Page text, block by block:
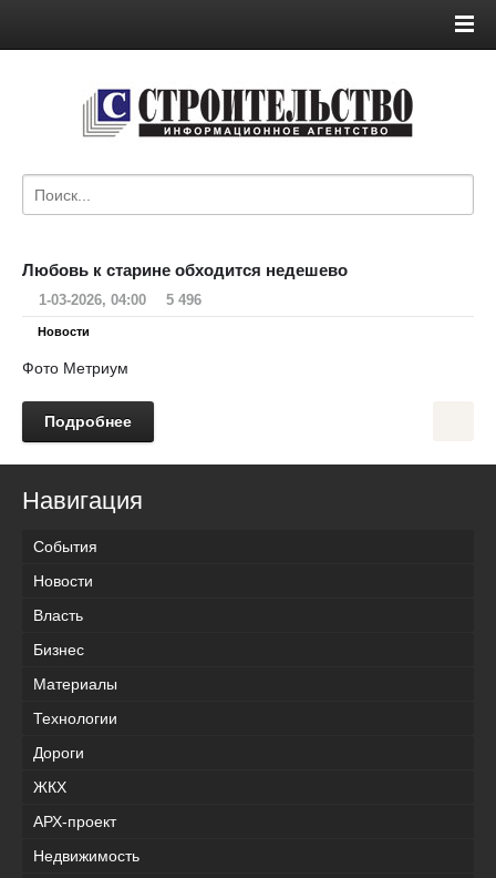
Любовь к старине обходится недешево
1-03-2026, 04:00 5 496
Новости
Фото Метриум
Подробнее
Навигация
События
Новости
Власть
Бизнес
Материалы
Технологии
Дороги
ЖКХ
АРХ-проект
Недвижимость